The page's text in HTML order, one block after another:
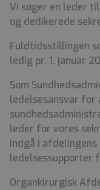
Vi søger en leder
og dedikerede
Fuldtidsstillingen
ledig pr. 1. januar
Som
ledelsesansvar for
leder for vores
indgå i
ledelsessupporter
Organkirurgisk